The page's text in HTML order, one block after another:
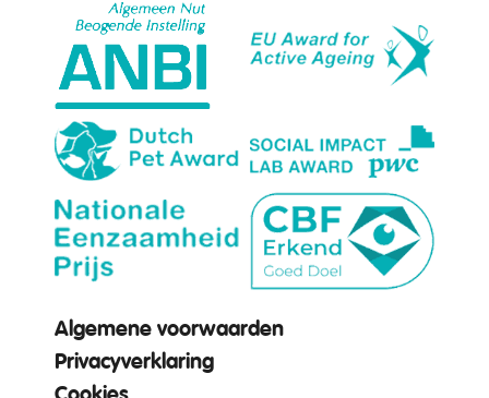
Algemene voorwaarden
Privacyverklaring